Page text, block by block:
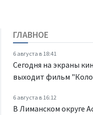
ГЛАВНОЕ
6 августа в 18:41
Сегодня на экраны
выходит фильм
6 августа в 16:12
В Лиманском округе